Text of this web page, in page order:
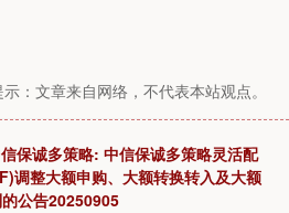
：文章来自网络，不代表本站观点。
保诚多策略: 中信保诚多策略灵活配
调整大额申购、大额转换转入及大额
公告20250905